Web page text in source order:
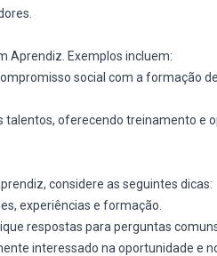
Aprendiz. Exemplos incluem:
social com a formação
oferecendo treinamento e
considere as seguintes dicas:
experiências e formação.
respostas para perguntas
interessado na oportunidade e